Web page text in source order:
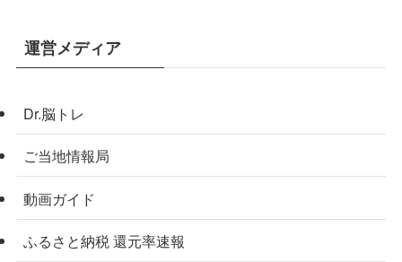
運営メディア
Dr.脳トレ
ご当地情報局
動画ガイド
ふるさと納税 還元率速報